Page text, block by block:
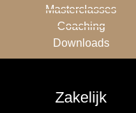
Masterclasses
Coaching
Downloads
Zakelijk